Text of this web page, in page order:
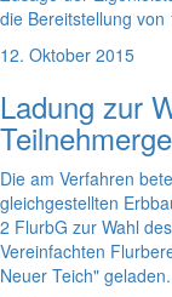
die Bereitstellung
12. Oktober 2015
Ladung zur
Die am Verfahren
gleichgestellten
2 FlurbG zur Wahl
Vereinfachten
Neuer Teich" geladen.